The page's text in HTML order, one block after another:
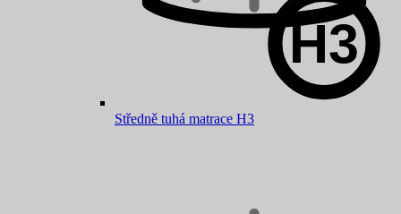
Středně tuhá matrace H3